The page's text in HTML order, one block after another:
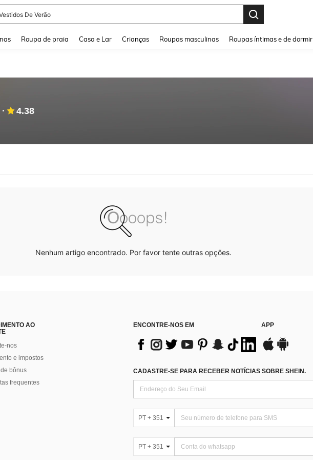
De Verão
Roupa de praia Casa e Lar Crianças Roupas masculinas Roupas íntimas e de dormir
4.38
Nenhum artigo encontrado. Por favor tente outras opções.
AO
nos
e impostos
bônus
frequentes
ENCONTRE-NOS EM APP
CADASTRE-SE PARA RECEBER NOTÍCIAS SOBRE SHEIN.
PT + 351
PT + 351